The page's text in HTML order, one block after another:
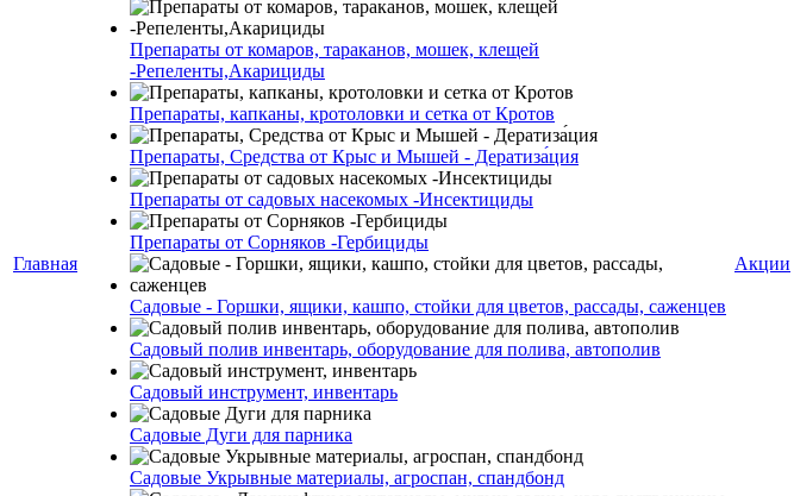
Главная
Препараты от комаров, тараканов, мошек, клещей
-Репеленты,Акарициды
Препараты, капканы, кротоловки и сетка от Кротов
Препараты, Средства от Крыс и Мышей - Дератиза́ция
Препараты от садовых насекомых -Инсектициды
Препараты от Сорняков -Гербициды
Садовые - Горшки, ящики, кашпо, стойки для цветов, рассады, саженцев
Садовый полив инвентарь, оборудование для полива, автополив
Садовый инструмент, инвентарь
Садовые Дуги для парника
Садовые Укрывные материалы, агроспан, спандбонд
Акции